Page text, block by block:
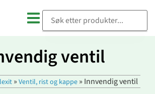
ventil
» Ventil, rist og kappe » Innvendig ventil